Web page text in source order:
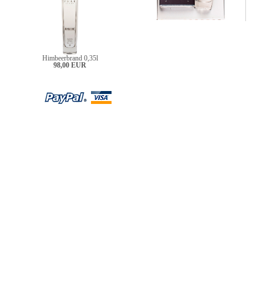
Himbeerbrand 0,35l
98,00 EUR